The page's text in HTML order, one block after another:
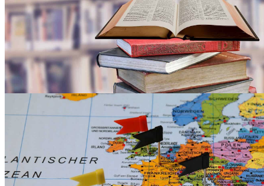
Downloads
Alle Informationen dieser Seite als PDF-Datei,
sowie weitere für den Umgang mit dem MCAD-
Mangel nützliche Dokumente
zu den Downloads